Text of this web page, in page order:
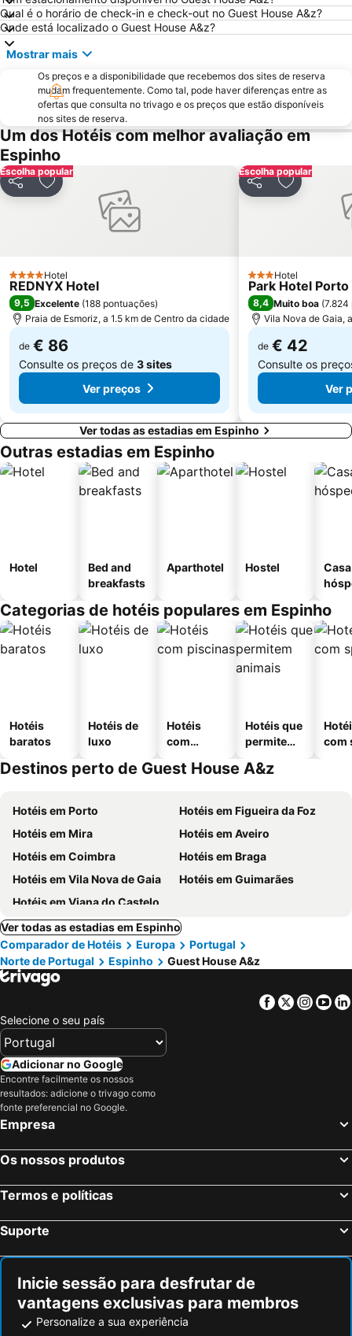
Centro Histórico do Porto
Casa da Música
Parque & Zoo Santo Inácio
Estação São Bento
Aver-o-Mar Beach
Matosinhos Beach
Praia da Aguda
Parque da Cidade
Hotel Solverde Beach
Ria de Aveiro
Paróquia Sagrada Família da Praia da Barra
Ponte Dom Luís I
da Póvoa de Varzim
da Madalena
Edificio da Alfândega
Mercado do Bolhão
Aldeia Rural Preservada de Quintandona
Palacio do Freixo
Arrábida Shopping
Universidade de Aveiro
Azurara Beach
Trindade
Praia de Vila do Conde
Qual é o horário de check-in e check-out no Guest House A&z?
Onde está localizado o Guest House A&z?
Mostrar mais
Os preços e a disponibilidade que recebemos dos sites de reserva
mudam frequentemente. Como tal, pode haver diferenças entre as
ofertas que consulta no trivago e os preços que estão disponíveis
nos sites de reserva.
Um dos Hotéis com melhor avaliação em
Espinho
Escolha popular
PartilharAdicionar aos favoritos
4 Estrelas
Hotel
REDNYX Hotel
9,5 Excelente (188 pontuações)
Praia de Esmoriz, a 1.5 km de Centro da cidade
de € 86
Consulte os preços de 3 sites
Ver preços
Escolha popular
PartilharAdicionar
3 Estrelas
Hotel
Park Hotel Porto
8,4 Muito boa (7.824
Vila Nova de Gaia,
de € 42
Consulte os
Ver
Ver todas as estadias em Espinho
Outras estadias em Espinho
Hotel
Bed and
breakfasts
Aparthotel Hostel
Categorias de hotéis populares em Espinho
Hotéis
baratos
Hotéis de
luxo
Hotéis
com
Hotéis que
permitem
com
Destinos perto de Guest House A&z
Hotéis em Porto
Hotéis em Figueira da Foz
Hotéis em Mira
Hotéis em Aveiro
Hotéis em Coimbra
Hotéis em Braga
Hotéis em Vila Nova de Gaia
Hotéis em Guimarães
Hotéis em Viana do Castelo
Ver todas as estadias em Espinho
Comparador de Hotéis
Europa
Portugal
Norte de Portugal
Espinho Guest House A&z
Facebook
Twitter
Selecione o seu país
Adicionar no Google
Encontre facilmente os nossos
resultados: adicione o trivago como
fonte preferencial no Google.
Empresa
Os nossos produtos
Termos e políticas
Suporte
Inicie sessão para desfrutar de
vantagens exclusivas para membros
Personalize a sua experiência